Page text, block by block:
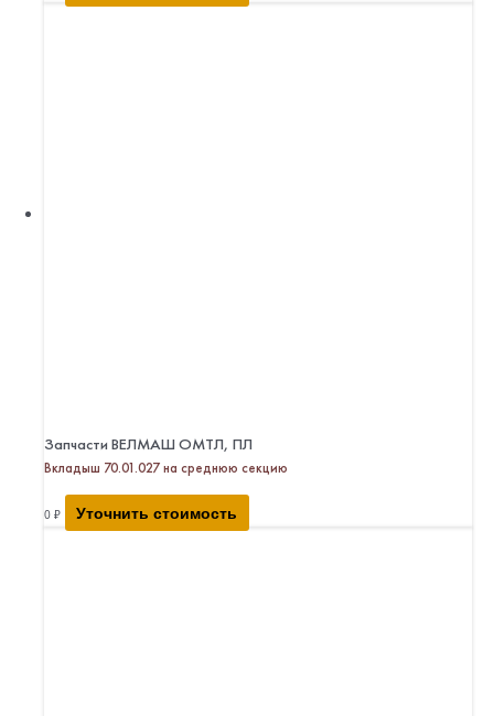
Запчасти ВЕЛМАШ ОМТЛ, ПЛ
Вкладыш 70.01.027 на среднюю секцию
0 ₽ Уточнить стоимость